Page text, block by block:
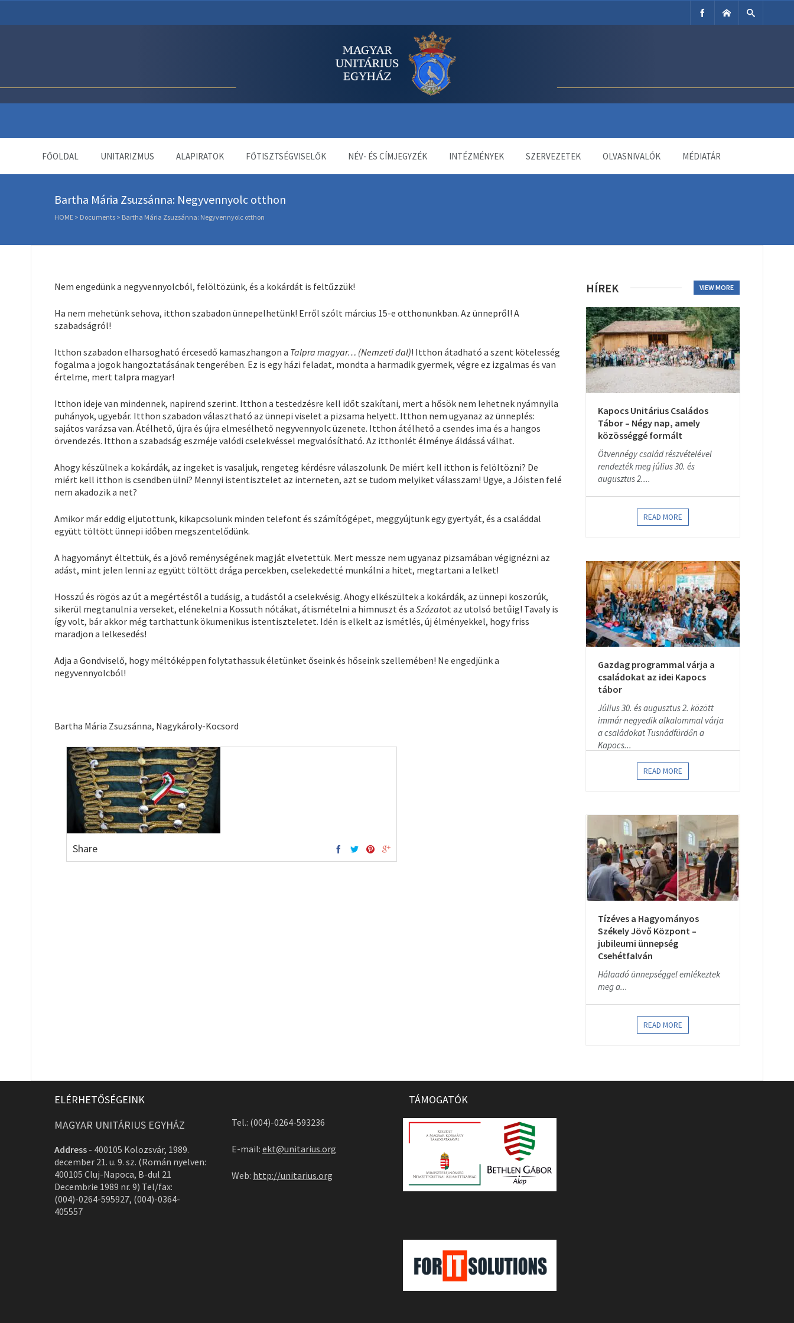
FŐOLDAL UNITARIZMUS ALAPIRATOK FŐTISZTSÉGVISELŐK NÉV- ÉS CÍMJEGYZÉK INTÉZMÉNYEK SZERVEZETEK OLVASNIVALÓK MÉDIATÁR
Bartha Mária Zsuzsánna: Negyvennyolc otthon
HOME > Documents > Bartha Mária Zsuzsánna: Negyvennyolc otthon
Nem engedünk a negyvennyolcból, felöltözünk, és a kokárdát is feltűzzük!
Ha nem mehetünk sehova, itthon szabadon ünnepelhetünk! Erről szólt március 15-e otthonunkban. Az ünnepről! A
szabadságról!
Itthon szabadon elharsogható ércesedő kamaszhangon a Talpra magyar… (Nemzeti dal)! Itthon átadható a szent kötelesség
fogalma a jogok hangoztatásának tengerében. Ez is egy házi feladat, mondta a harmadik gyermek, végre ez izgalmas és van
értelme, mert talpra magyar!
Itthon ideje van mindennek, napirend szerint. Itthon a testedzésre kell időt szakítani, mert a hősök nem lehetnek nyámnyila
puhányok, ugyebár. Itthon szabadon választható az ünnepi viselet a pizsama helyett. Itthon nem ugyanaz az ünneplés:
sajátos varázsa van. Átélhető, újra és újra elmesélhető negyvennyolc üzenete. Itthon átélhető a csendes ima és a hangos
örvendezés. Itthon a szabadság eszméje valódi cselekvéssel megvalósítható. Az itthonlét élménye áldássá válhat.
Ahogy készülnek a kokárdák, az ingeket is vasaljuk, rengeteg kérdésre válaszolunk. De miért kell itthon is felöltözni? De
miért kell itthon is csendben ülni? Mennyi istentisztelet az interneten, azt se tudom melyiket válasszam! Ugye, a Jóisten felé
nem akadozik a net?
Amikor már eddig eljutottunk, kikapcsolunk minden telefont és számítógépet, meggyújtunk egy gyertyát, és a családdal
együtt töltött ünnepi időben megszentelődünk.
A hagyományt éltettük, és a jövő reménységének magját elvetettük. Mert messze nem ugyanaz pizsamában végignézni az
adást, mint jelen lenni az együtt töltött drága percekben, cselekedetté munkálni a hitet, megtartani a lelket!
Hosszú és rögös az út a megértéstől a tudásig, a tudástól a cselekvésig. Ahogy elkészültek a kokárdák, az ünnepi koszorúk,
sikerül megtanulni a verseket, elénekelni a Kossuth nótákat, átismételni a himnuszt és a Szózatot az utolsó betűig! Tavaly is
így volt, bár akkor még tarthattunk ökumenikus istentiszteletet. Idén is elkelt az ismétlés, új élményekkel, hogy friss
maradjon a lelkesedés!
Adja a Gondviselő, hogy méltóképpen folytathassuk életünket őseink és hőseink szellemében! Ne engedjünk a
negyvennyolcból!
Bartha Mária Zsuzsánna, Nagykároly-Kocsord
Share
HÍREK VIEW MORE
Kapocs Unitárius Családos
Tábor – Négy nap, amely
közösséggé formált
Ötvennégy család részvételével
rendezték meg július 30. és
augusztus 2....
READ MORE
Gazdag programmal várja a
családokat az idei Kapocs
tábor
Július 30. és augusztus 2. között
immár negyedik alkalommal várja
a családokat Tusnádfürdőn a
Kapocs...
READ MORE
Tízéves a Hagyományos
Székely Jövő Központ –
jubileumi ünnepség
Csehétfalván
Hálaadó ünnepséggel emlékeztek
meg a...
READ MORE
ELÉRHETŐSÉGEINK
MAGYAR UNITÁRIUS EGYHÁZ
Address - 400105 Kolozsvár, 1989.
december 21. u. 9. sz. (Román nyelven:
400105 Cluj-Napoca, B-dul 21
Decembrie 1989 nr. 9) Tel/fax:
(004)-0264-595927, (004)-0364-
405557
Tel.: (004)-0264-593236
E-mail: ekt@unitarius.org
Web: http://unitarius.org
TÁMOGATÓK